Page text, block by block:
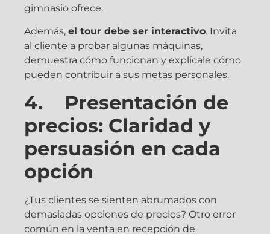
gimnasio ofrece.
Además, el tour debe ser interactivo. Invita
al cliente a probar algunas máquinas,
demuestra cómo funcionan y explícale cómo
pueden contribuir a sus metas personales.
4. Presentación de
precios: Claridad y
persuasión en cada
opción
¿Tus clientes se sienten abrumados con
demasiadas opciones de precios? Otro error
común en la venta en recepción de